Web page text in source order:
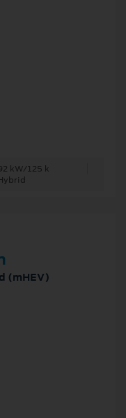
kW/125 k
(mHEV)